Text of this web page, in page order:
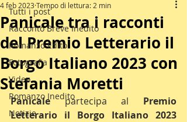
Tutti i post
Racconto Breve Inedito
Romanzo Edito
Fotografia
Video
Romanzo Inedito
Notizie
Panicale tra i racconti
del Premio Letterario il
Borgo Italiano 2023 con
Stefania Moretti
4 feb 2023 Tempo di lettura: 2 min
Panicale partecipa al Premio
Letterario il Borgo Italiano 2023